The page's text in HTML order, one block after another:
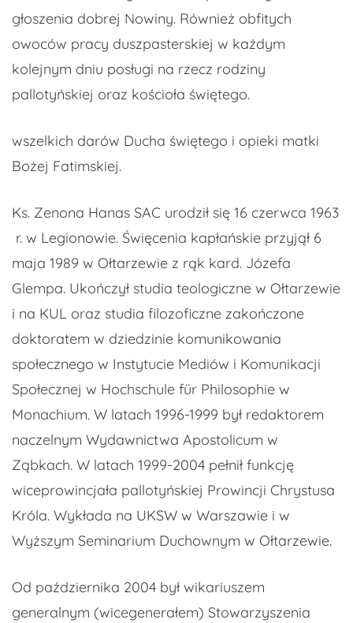
głoszenia dobrej Nowiny. Również obfitych
owoców pracy duszpasterskiej w każdym
kolejnym dniu posługi na rzecz rodziny
pallotyńskiej oraz kościoła świętego.
wszelkich darów Ducha świętego i opieki matki
Bożej Fatimskiej.
Ks. Zenona Hanas SAC urodził się 16 czerwca 1963
r. w Legionowie. Święcenia kapłańskie przyjął 6
maja 1989 w Ołtarzewie z rąk kard. Józefa
Glempa. Ukończył studia teologiczne w Ołtarzewie
i na KUL oraz studia filozoficzne zakończone
doktoratem w dziedzinie komunikowania
społecznego w Instytucie Mediów i Komunikacji
Społecznej w Hochschule für Philosophie w
Monachium. W latach 1996-1999 był redaktorem
naczelnym Wydawnictwa Apostolicum w
Ząbkach. W latach 1999-2004 pełnił funkcję
wiceprowincjała pallotyńskiej Prowincji Chrystusa
Króla. Wykłada na UKSW w Warszawie i w
Wyższym Seminarium Duchownym w Ołtarzewie.
Od października 2004 był wikariuszem
generalnym (wicegenerałem) Stowarzyszenia